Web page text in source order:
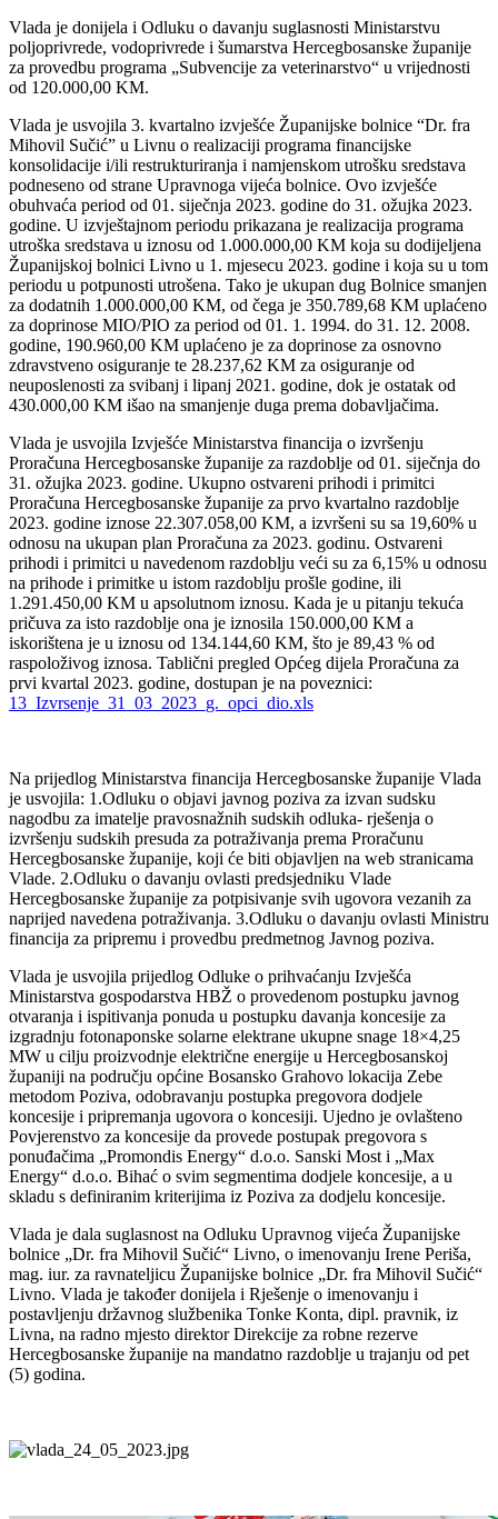
Vlada je donijela i Odluku o davanju suglasnosti Ministarstvu
poljoprivrede, vodoprivrede i šumarstva Hercegbosanske županije
za provedbu programa „Subvencije za veterinarstvo“ u vrijednosti
od 120.000,00 KM.
Vlada je usvojila 3. kvartalno izvješće Županijske bolnice “Dr. fra
Mihovil Sučić” u Livnu o realizaciji programa financijske
konsolidacije i/ili restrukturiranja i namjenskom utrošku sredstava
podneseno od strane Upravnoga vijeća bolnice. Ovo izvješće
obuhvaća period od 01. siječnja 2023. godine do 31. ožujka 2023.
godine. U izvještajnom periodu prikazana je realizacija programa
utroška sredstava u iznosu od 1.000.000,00 KM koja su dodijeljena
Županijskoj bolnici Livno u 1. mjesecu 2023. godine i koja su u tom
periodu u potpunosti utrošena. Tako je ukupan dug Bolnice smanjen
za dodatnih 1.000.000,00 KM, od čega je 350.789,68 KM uplaćeno
za doprinose MIO/PIO za period od 01. 1. 1994. do 31. 12. 2008.
godine, 190.960,00 KM uplaćeno je za doprinose za osnovno
zdravstveno osiguranje te 28.237,62 KM za osiguranje od
neuposlenosti za svibanj i lipanj 2021. godine, dok je ostatak od
430.000,00 KM išao na smanjenje duga prema dobavljačima.
Vlada je usvojila Izvješće Ministarstva financija o izvršenju
Proračuna Hercegbosanske županije za razdoblje od 01. siječnja do
31. ožujka 2023. godine. Ukupno ostvareni prihodi i primitci
Proračuna Hercegbosanske županije za prvo kvartalno razdoblje
2023. godine iznose 22.307.058,00 KM, a izvršeni su sa 19,60% u
odnosu na ukupan plan Proračuna za 2023. godinu. Ostvareni
prihodi i primitci u navedenom razdoblju veći su za 6,15% u odnosu
na prihode i primitke u istom razdoblju prošle godine, ili
1.291.450,00 KM u apsolutnom iznosu. Kada je u pitanju tekuća
pričuva za isto razdoblje ona je iznosila 150.000,00 KM a
iskorištena je u iznosu od 134.144,60 KM, što je 89,43 % od
raspoloživog iznosa. Tablični pregled Općeg dijela Proračuna za
prvi kvartal 2023. godine, dostupan je na poveznici:
13_Izvrsenje_31_03_2023_g._opci_dio.xls
Na prijedlog Ministarstva financija Hercegbosanske županije Vlada
je usvojila: 1.Odluku o objavi javnog poziva za izvan sudsku
nagodbu za imatelje pravosnažnih sudskih odluka- rješenja o
izvršenju sudskih presuda za potraživanja prema Proračunu
Hercegbosanske županije, koji će biti objavljen na web stranicama
Vlade. 2.Odluku o davanju ovlasti predsjedniku Vlade
Hercegbosanske županije za potpisivanje svih ugovora vezanih za
naprijed navedena potraživanja. 3.Odluku o davanju ovlasti Ministru
financija za pripremu i provedbu predmetnog Javnog poziva.
Vlada je usvojila prijedlog Odluke o prihvaćanju Izvješća
Ministarstva gospodarstva HBŽ o provedenom postupku javnog
otvaranja i ispitivanja ponuda u postupku davanja koncesije za
izgradnju fotonaponske solarne elektrane ukupne snage 18×4,25
MW u cilju proizvodnje električne energije u Hercegbosanskoj
županiji na području općine Bosansko Grahovo lokacija Zebe
metodom Poziva, odobravanju postupka pregovora dodjele
koncesije i pripremanja ugovora o koncesiji. Ujedno je ovlašteno
Povjerenstvo za koncesije da provede postupak pregovora s
ponuđačima „Promondis Energy“ d.o.o. Sanski Most i „Max
Energy“ d.o.o. Bihać o svim segmentima dodjele koncesije, a u
skladu s definiranim kriterijima iz Poziva za dodjelu koncesije.
Vlada je dala suglasnost na Odluku Upravnog vijeća Županijske
bolnice „Dr. fra Mihovil Sučić“ Livno, o imenovanju Irene Periša,
mag. iur. za ravnateljicu Županijske bolnice „Dr. fra Mihovil Sučić“
Livno. Vlada je također donijela i Rješenje o imenovanju i
postavljenju državnog službenika Tonke Konta, dipl. pravnik, iz
Livna, na radno mjesto direktor Direkcije za robne rezerve
Hercegbosanske županije na mandatno razdoblje u trajanju od pet
(5) godina.